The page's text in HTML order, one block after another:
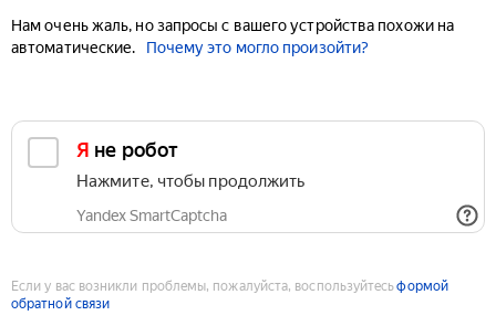
Нам очень жаль, но запросы с вашего устройства похожи на
автоматические.
Почему это могло произойти?
Я не робот
Нажмите, чтобы продолжить
Yandex SmartCaptcha
Если у вас возникли проблемы, пожалуйста, воспользуйтесьформой
обратной связи